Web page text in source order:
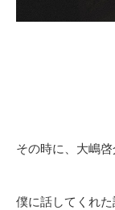
その時に、大嶋啓
僕に話してくれた